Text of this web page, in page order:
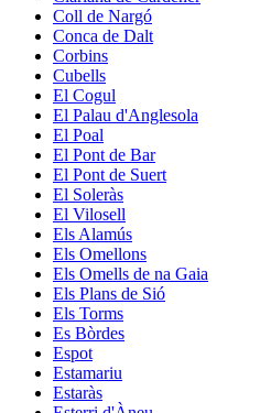
Coll de Nargó
Conca de Dalt
Corbins
Cubells
El Cogul
El Palau d'Anglesola
El Poal
El Pont de Bar
El Pont de Suert
El Soleràs
El Vilosell
Els Alamús
Els Omellons
Els Omells de na Gaia
Els Plans de Sió
Els Torms
Es Bòrdes
Espot
Estamariu
Estaràs